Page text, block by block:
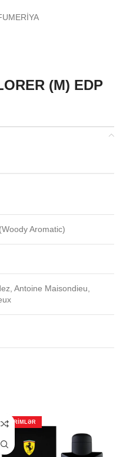
(M) EDP
Aromatic)
Antoine Maisondieu,
ENDIRIMLƏR